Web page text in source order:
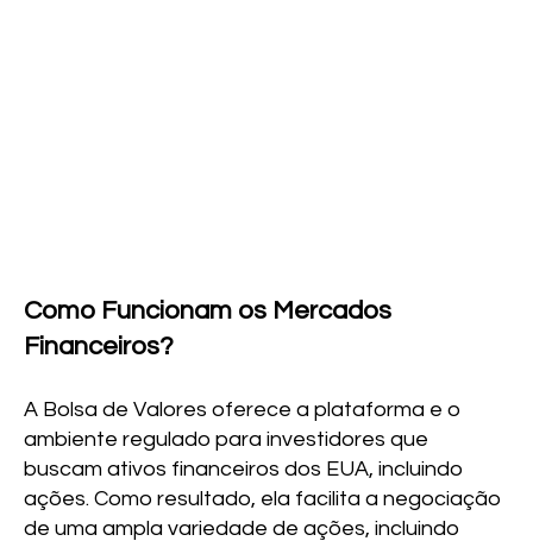
Como Funcionam os Mercados
Financeiros?
A Bolsa de Valores oferece a plataforma e o
ambiente regulado para investidores que
buscam ativos financeiros dos EUA, incluindo
ações. Como resultado, ela facilita a negociação
de uma ampla variedade de ações, incluindo